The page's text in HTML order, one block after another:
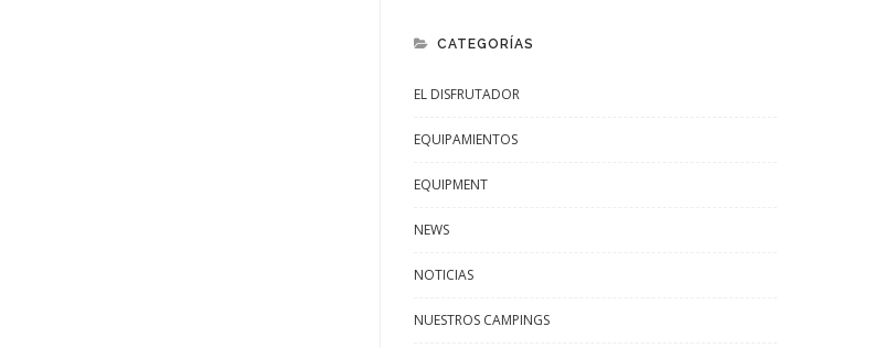
CATEGORÍAS
EL DISFRUTADOR
EQUIPAMIENTOS
EQUIPMENT
NEWS
NOTICIAS
NUESTROS CAMPINGS